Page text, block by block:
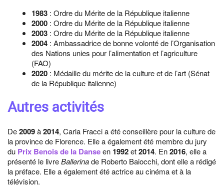
1983 : Ordre du Mérite de la République italienne
2000 : Ordre du Mérite de la République italienne
2003 : Ordre du Mérite de la République italienne
2004 : Ambassadrice de bonne volonté de l’Organisation
des Nations unies pour l’alimentation et l’agriculture
(FAO)
2020 : Médaille du mérite de la culture et de l’art (Sénat
de la République italienne)
Autres activités
De2009à2014, Carla Fracci a été conseillère pour la culture de
la province de Florence. Elle a également été membre du jury
du Prix Benois de la Danseen 1992et2014. En2016, elle a
présenté le livreBallerinade Roberto Baiocchi, dont elle a rédigé
la préface. Elle a également été actrice au cinéma et à la
télévision.